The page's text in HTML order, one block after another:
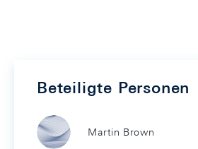
Beteiligte Personen
Martin Brown